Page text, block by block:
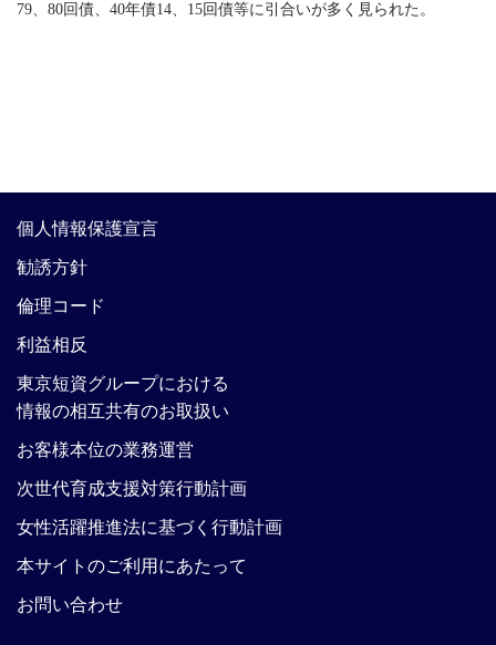
79、80回債、40年債14、15回債等に引合いが多く見られた。
個人情報保護宣言
勧誘方針
倫理コード
利益相反
東京短資グループにおける
情報の相互共有のお取扱い
お客様本位の業務運営
次世代育成支援対策行動計画
女性活躍推進法に基づく行動計画
本サイトのご利用にあたって
お問い合わせ